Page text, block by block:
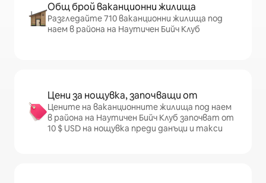
Общ брой ваканционни жилища
Разгледайте 710 ваканционни жилища под
наем в района на Наутичен Бийч Клуб
Цени за нощувка, започващи от
Цените на ваканционните жилища под наем
в района на Наутичен Бийч Клуб започват от
10 $ USD на нощувка преди данъци и такси